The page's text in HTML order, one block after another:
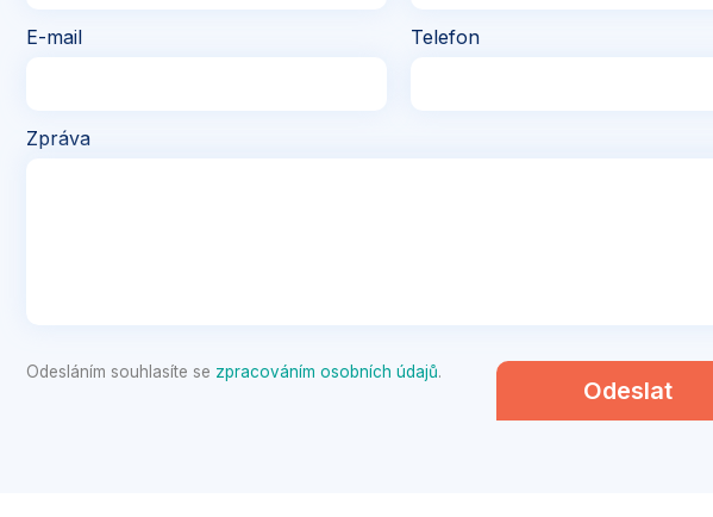
E-mail Telefon
Zpráva
Odesláním souhlasíte se zpracováním osobních údajů.
Odeslat